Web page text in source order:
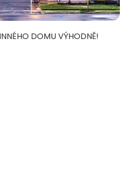
DOMU VÝHODNĚ!